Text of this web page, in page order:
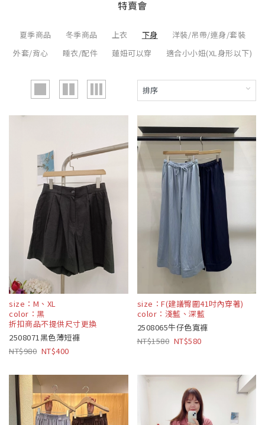
特賣會
夏季商品 冬季商品 上衣 下身
洋裝/吊帶/連身/套裝
外套/背心
睡衣/配件 蓮妞可以穿 適合小小妞(XL身形以下)
size：M、XL
color：黑
折扣商品不提供尺寸更換
2508071黑色薄短褲
980
400
size：F(建議臀圍41吋內穿著)
color：淺藍、深藍
2508065牛仔色寬褲
1580
580